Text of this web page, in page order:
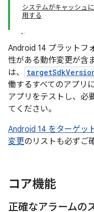
システムがキャッシュ
用する
Android 14 プラットフ
性がある動作変更が含
は、
働するすべてのアプリ
アプリをテストし、必
てください。
Android 14 をターゲッ
変更のリストも必ずご
コア機能
正確なアラームの